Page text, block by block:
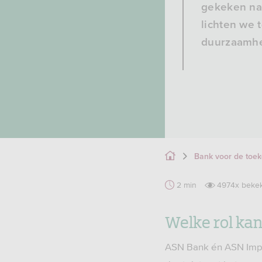
gekeken
lichten we
Bank voor de
2 min 4974x
Welke rol
ASN Bank én ASN